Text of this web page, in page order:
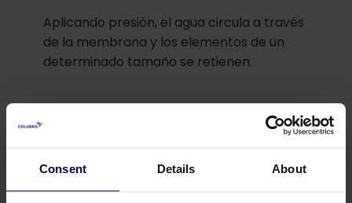
Consent Details About
Aplicando presión, el agua circula a través
de la membrana y los elementos de un
determinado tamaño se retienen.